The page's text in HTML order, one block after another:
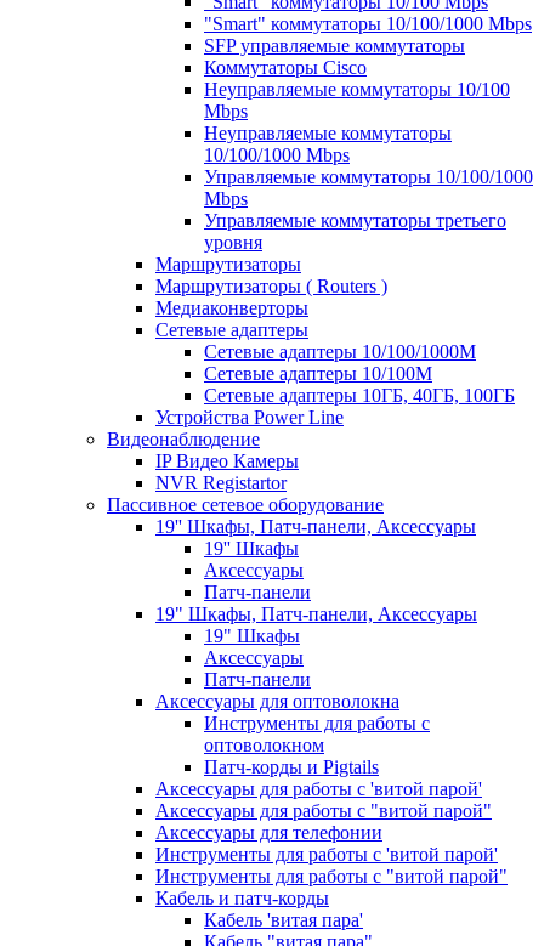
"Smart" коммутаторы 10/100/1000 Mbps
SFP управляемые коммутаторы
Коммутаторы Cisco
Неуправляемые коммутаторы 10/100
Mbps
Неуправляемые коммутаторы
10/100/1000 Mbps
Управляемые коммутаторы 10/100/1000
Mbps
Управляемые коммутаторы третьего
уровня
Маршрутизаторы
Маршрутизаторы ( Routers )
Медиаконверторы
Сетевые адаптеры
Сетевые адаптеры 10/100/1000М
Сетевые адаптеры 10/100M
Сетевые адаптеры 10ГБ, 40ГБ, 100ГБ
Устройства Power Line
Видеонаблюдение
IP Видео Камеры
NVR Registartor
Пассивное сетевое оборудование
19'' Шкафы, Патч-панели, Аксессуары
19'' Шкафы
Аксессуары
Патч-панели
19" Шкафы, Патч-панели, Аксессуары
19" Шкафы
Аксессуары
Патч-панели
Аксессуары для оптоволокна
Инструменты для работы с
оптоволокном
Патч-корды и Pigtails
Аксессуары для работы с 'витой парой'
Аксессуары для работы с "витой парой"
Аксессуары для телефонии
Инструменты для работы с 'витой парой'
Инструменты для работы с "витой парой"
Кабель и патч-корды
Кабель 'витая пара'
Кабель "витая пара"